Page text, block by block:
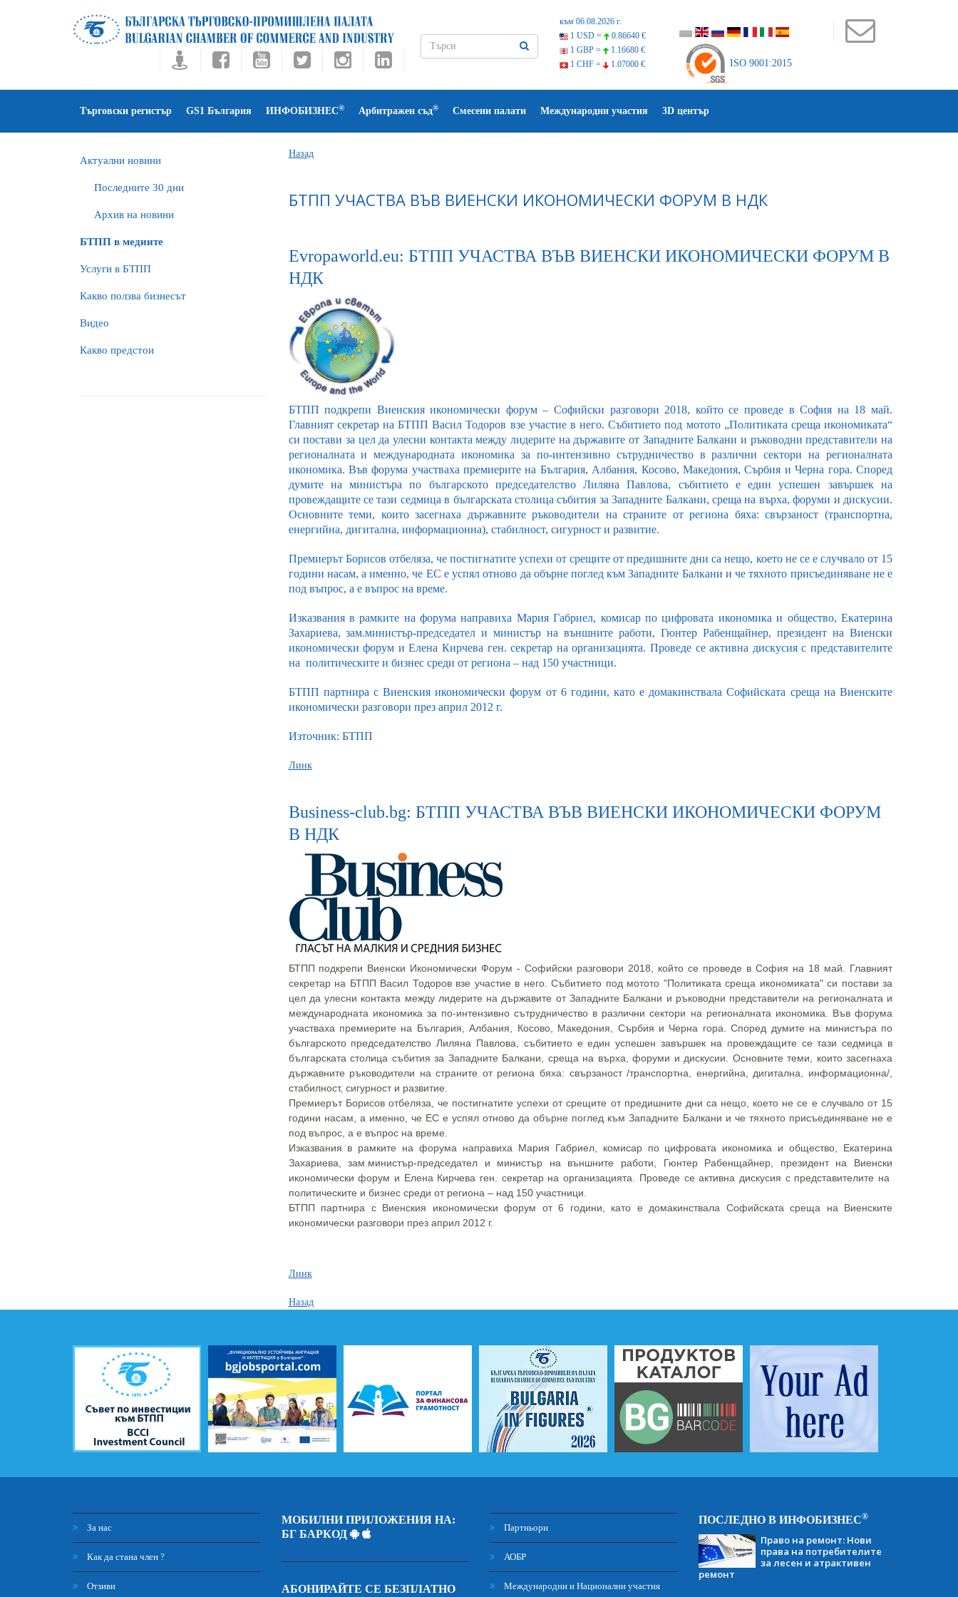
към 06.08.2026 г.
1 USD =
0.86640 €
1 GBP =
1.16680 €
1 CHF =
1.07000 € ISO 9001:2015
Търговски регистър GS1 България ИНФОБИЗНЕС® Арбитражен съд® Смесени палати Международни участия 3D център
Актуални новини
Последните 30 дни
Архив на новини
БTПП в медиите
Услуги в БТПП
Какво ползва бизнесът
Видео
Какво предстои
Назад
БТПП УЧАСТВА ВЪВ ВИЕНСКИ ИКОНОМИЧЕСКИ ФОРУМ В НДК
Evropaworld.eu: БТПП УЧАСТВА ВЪВ ВИЕНСКИ ИКОНОМИЧЕСКИ ФОРУМ В
НДК
БТПП подкрепи Виенския икономически форум – Софийски разговори 2018, който се проведе в София на 18 май.
Главният секретар на БТПП Васил Тодоров взе участие в него. Събитието под мотото „Политиката среща икономиката“
си постави за цел да улесни контакта между лидерите на държавите от Западните Балкани и ръководни представители на
регионалната и международната икономика за по-интензивно сътрудничество в различни сектори на регионалната
икономика. Във форума участваха премиерите на България, Албания, Косово, Македония, Сърбия и Черна гора. Според
думите на министъра по българското председателство Лиляна Павлова, събитието е един успешен завършек на
провеждащите се тази седмица в българската столица събития за Западните Балкани, среща на върха, форуми и дискусии.
Основните теми, които засегнаха държавните ръководители на страните от региона бяха: свързаност (транспортна,
енергийна, дигитална, информационна), стабилност, сигурност и развитие.
Премиерът Борисов отбеляза, че постигнатите успехи от срещите от предишните дни са нещо, което не се е случвало от 15
години насам, а именно, че ЕС е успял отново да обърне поглед към Западните Балкани и че тяхното присъединяване не е
под въпрос, а е въпрос на време.
Изказвания в рамките на форума направиха Мария Габриел, комисар по цифровата икономика и общество, Екатерина
Захариева, зам.министър-председател и министър на външните работи, Гюнтер Рабенщайнер, президент на Виенски
икономически форум и Елена Кирчева ген. секретар на организацията. Проведе се активна дискусия с представителите
на политическите и бизнес среди от региона – над 150 участници.
БТПП партнира с Виенския икономически форум от 6 години, като е домакинствала Софийската среща на Виенските
икономически разговори през април 2012 г.
Източник: БТПП
Линк
Business-club.bg: БТПП УЧАСТВА ВЪВ ВИЕНСКИ ИКОНОМИЧЕСКИ ФОРУМ
В НДК
БТПП подкрепи Виенски Икономически Форум - Софийски разговори 2018, който се проведе в София на 18 май. Главният
секретар на БТПП Васил Тодоров взе участие в него. Събитието под мотото "Политиката среща икономиката" си постави за
цел да улесни контакта между лидерите на държавите от Западните Балкани и ръководни представители на регионалната и
международната икономика за по-интензивно сътрудничество в различни сектори на регионалната икономика. Във форума
участваха премиерите на България, Албания, Косово, Македония, Сърбия и Черна гора. Според думите на министъра по
българското председателство Лиляна Павлова, събитието е един успешен завършек на провеждащите се тази седмица в
българската столица събития за Западните Балкани, среща на върха, форуми и дискусии. Основните теми, които засегнаха
държавните ръководители на страните от региона бяха: свързаност /транспортна, енергийна, дигитална, информационна/,
стабилност, сигурност и развитие.
Премиерът Борисов отбеляза, че постигнатите успехи от срещите от предишните дни са нещо, което не се е случвало от 15
години насам, а именно, че ЕС е успял отново да обърне поглед към Западните Балкани и че тяхното присъединяване не е
под въпрос, а е въпрос на време.
Изказвания в рамките на форума направиха Мария Габриел, комисар по цифровата икономика и общество, Екатерина
Захариева, зам.министър-председател и министър на външните работи, Гюнтер Рабенщайнер, президент на Виенски
икономически форум и Елена Кирчева ген. секретар на организацията. Проведе се активна дискусия с представителите на
политическите и бизнес среди от региона – над 150 участници.
БТПП партнира с Виенския икономически форум от 6 години, като е домакинствала Софийската среща на Виенските
икономически разговори през април 2012 г.
Линк
Назад
За нас
Как да стана член ?
Отзиви
МОБИЛНИ ПРИЛОЖЕНИЯ НА:
БГ БАРКОД
АБОНИРАЙТЕ СЕ БЕЗПЛАТНО
Партньори
АОБР
Международни и Национални участия
ПОСЛЕДНО В ИНФОБИЗНЕС®
Право на ремонт: Нови
права на потребителите
за лесен и атрактивен
ремонт